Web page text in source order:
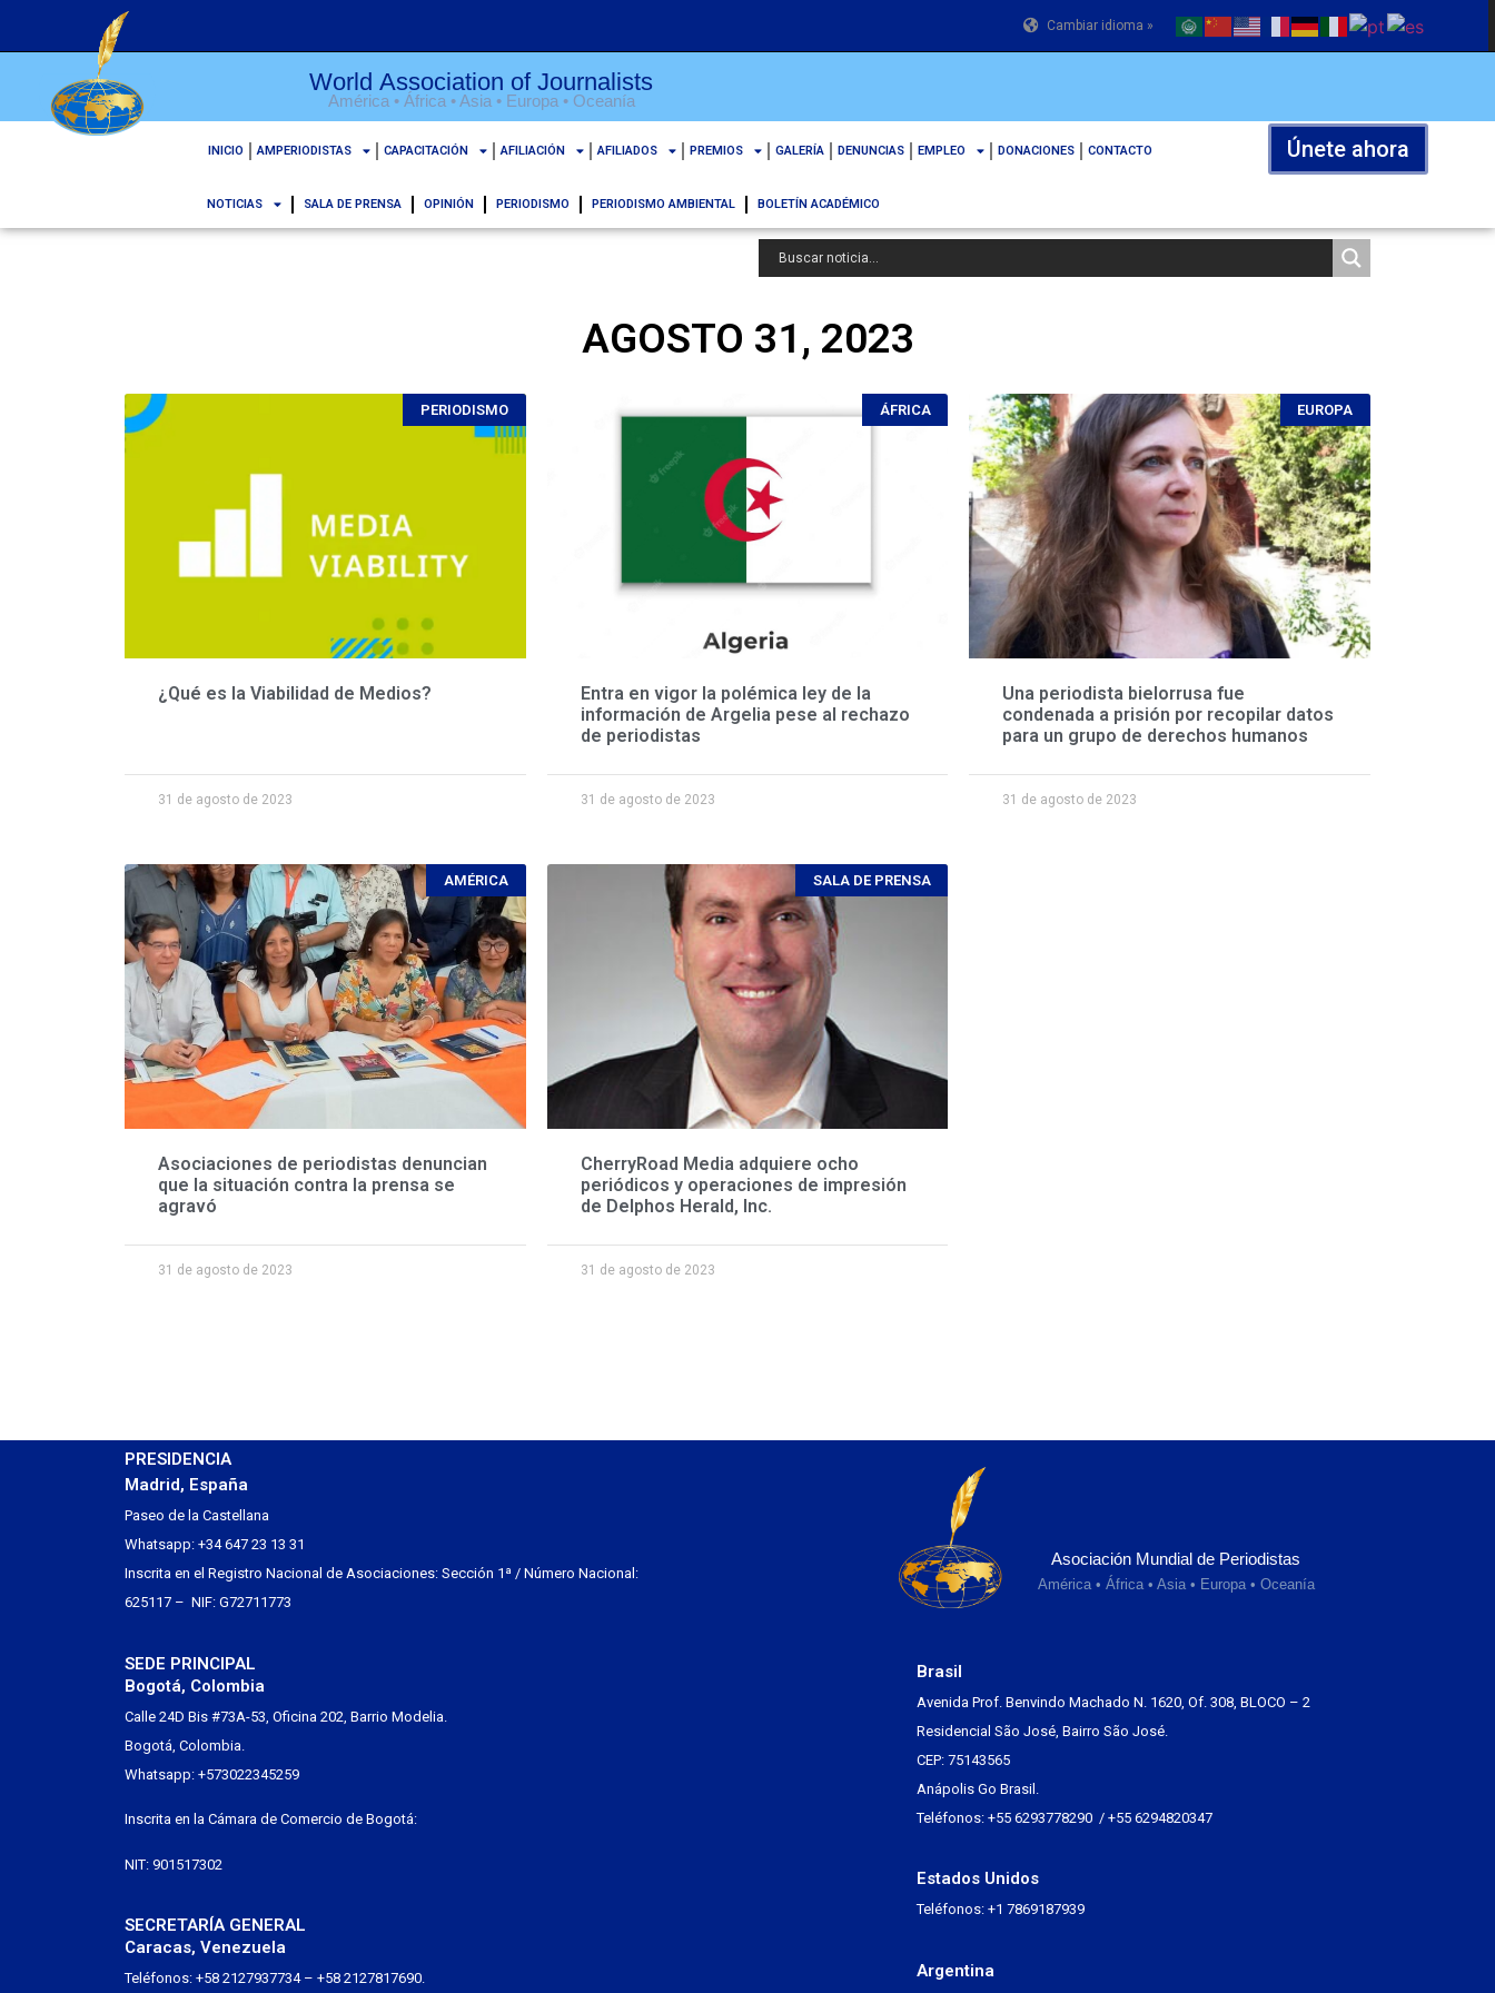
Cambiar idioma »
World Association of Journalists
América • África • Asia • Europa • Oceanía
INICIO AMPERIODISTAS CAPACITACIÓN AFILIACIÓN AFILIADOS PREMIOS GALERÍA DENUNCIAS EMPLEO DONACIONES CONTACTO Únete ahora
NOTICIAS SALA DE PRENSA OPINIÓN PERIODISMO PERIODISMO AMBIENTAL BOLETÍN ACADÉMICO
AGOSTO 31, 2023
PERIODISMO
¿Qué es la Viabilidad de Medios?
31 de agosto de 2023
ÁFRICA
Entra en vigor la polémica ley de la
información de Argelia pese al rechazo
de periodistas
31 de agosto de 2023
EUROPA
Una periodista bielorrusa fue
condenada a prisión por recopilar datos
para un grupo de derechos humanos
31 de agosto de 2023
AMÉRICA
Asociaciones de periodistas denuncian
que la situación contra la prensa se
agravó
31 de agosto de 2023
SALA DE PRENSA
CherryRoad Media adquiere ocho
periódicos y operaciones de impresión
de Delphos Herald, Inc.
31 de agosto de 2023
PRESIDENCIA
Madrid, España
Paseo de la Castellana
Whatsapp: +34 647 23 13 31
Inscrita en el Registro Nacional de Asociaciones: Sección 1ª / Número Nacional:
625117 – NIF: G72711773
SEDE PRINCIPAL
Bogotá, Colombia
Calle 24D Bis #73A-53, Oficina 202, Barrio Modelia.
Bogotá, Colombia.
Whatsapp: +573022345259
Inscrita en la Cámara de Comercio de Bogotá:
NIT: 901517302
SECRETARÍA GENERAL
Caracas, Venezuela
Teléfonos: +58 2127937734 – +58 2127817690.
Asociación Mundial de Periodistas
América • África • Asia • Europa • Oceanía
Brasil
Avenida Prof. Benvindo Machado N. 1620, Of. 308, BLOCO – 2
Residencial São José, Bairro São José.
CEP: 75143565
Anápolis Go Brasil.
Teléfonos: +55 6293778290 / +55 6294820347
Estados Unidos
Teléfonos: +1 7869187939
Argentina